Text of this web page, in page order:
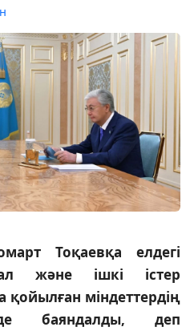
Тоқаевқа елдегі
және ішкі істер
міндеттердің
баяндалды, деп